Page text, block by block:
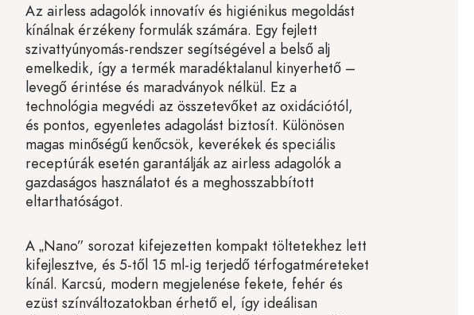
Az airless adagolók innovatív és higiénikus megoldást
kínálnak érzékeny formulák számára. Egy fejlett
szivattyúnyomás-rendszer segítségével a belső alj
emelkedik, így a termék maradéktalanul kinyerhető –
levegő érintése és maradványok nélkül. Ez a
technológia megvédi az összetevőket az oxidációtól,
és pontos, egyenletes adagolást biztosít. Különösen
magas minőségű kenőcsök, keverékek és speciális
receptúrák esetén garantálják az airless adagolók a
gazdaságos használatot és a meghosszabbított
eltarthatóságot.
A „Nano” sorozat kifejezetten kompakt töltetekhez lett
kifejlesztve, és 5-től 15 ml-ig terjedő térfogatméreteket
kínál. Karcsú, modern megjelenése fekete, fehér és
ezüst színváltozatokban érhető el, így ideálisan